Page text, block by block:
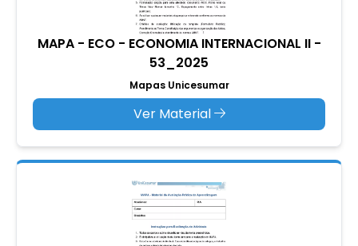
MAPA - ECO - ECONOMIA INTERNACIONAL II -
53_2025
Mapas Unicesumar
Ver Material